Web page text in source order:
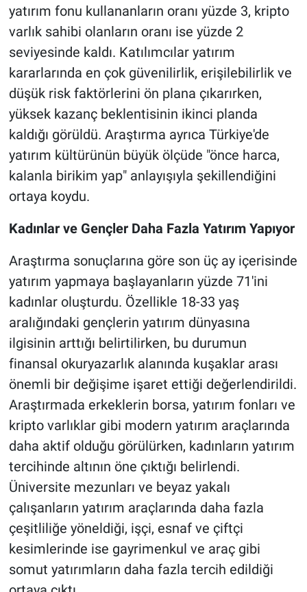
yatırım fonu kullananların oranı yüzde 3, kripto
varlık sahibi olanların oranı ise yüzde 2
seviyesinde kaldı. Katılımcılar yatırım
kararlarında en çok güvenilirlik, erişilebilirlik ve
düşük risk faktörlerini ön plana çıkarırken,
yüksek kazanç beklentisinin ikinci planda
kaldığı görüldü. Araştırma ayrıca Türkiye'de
yatırım kültürünün büyük ölçüde "önce harca,
kalanla birikim yap" anlayışıyla şekillendiğini
ortaya koydu.
Kadınlar ve Gençler Daha Fazla Yatırım Yapıyor
Araştırma sonuçlarına göre son üç ay içerisinde
yatırım yapmaya başlayanların yüzde 71'ini
kadınlar oluşturdu. Özellikle 18-33 yaş
aralığındaki gençlerin yatırım dünyasına
ilgisinin arttığı belirtilirken, bu durumun
finansal okuryazarlık alanında kuşaklar arası
önemli bir değişime işaret ettiği değerlendirildi.
Araştırmada erkeklerin borsa, yatırım fonları ve
kripto varlıklar gibi modern yatırım araçlarında
daha aktif olduğu görülürken, kadınların yatırım
tercihinde altının öne çıktığı belirlendi.
Üniversite mezunları ve beyaz yakalı
çalışanların yatırım araçlarında daha fazla
çeşitliliğe yöneldiği, işçi, esnaf ve çiftçi
kesimlerinde ise gayrimenkul ve araç gibi
somut yatırımların daha fazla tercih edildiği